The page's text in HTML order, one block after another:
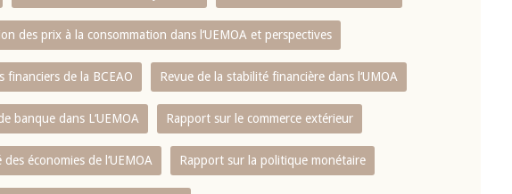
des prix à la consommation dans l‘UEMOA et perspectives
financiers de la BCEAO Revue de la stabilité financière dans l‘UMOA
banque dans L‘UEMOA Rapport sur le commerce extérieur
économies de l‘UEMOA Rapport sur la politique monétaire